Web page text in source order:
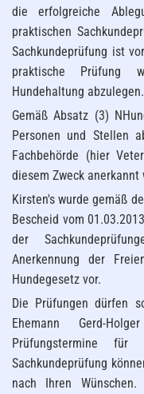
die erfolgreiche
praktischen
Sachkundeprüfung ist
praktische Prüfung
Hundehaltung abzulegen.
Gemäß Absatz (3)
Personen und Stellen
Fachbehörde (hier
diesem Zweck anerkannt
Kirsten's wurde gemäß
Bescheid vom
der
Anerkennung der
Hundegesetz vor.
Die Prüfungen dürfen
Ehemann Gerd-
Prüfungstermine
Sachkundeprüfung
nach Ihren